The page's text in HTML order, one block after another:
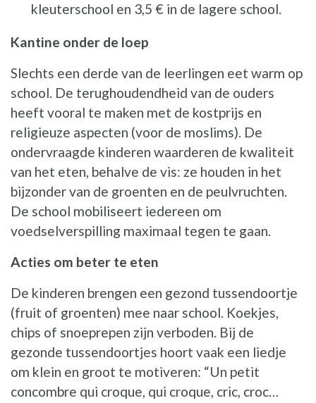
kleuterschool en 3,5 € in de lagere school.
Kantine onder de loep
Slechts een derde van de leerlingen eet warm op
school. De terughoudendheid van de ouders
heeft vooral te maken met de kostprijs en
religieuze aspecten (voor de moslims). De
ondervraagde kinderen waarderen de kwaliteit
van het eten, behalve de vis: ze houden in het
bijzonder van de groenten en de peulvruchten.
De school mobiliseert iedereen om
voedselverspilling maximaal tegen te gaan.
Acties om beter te eten
De kinderen brengen een gezond tussendoortje
(fruit of groenten) mee naar school. Koekjes,
chips of snoeprepen zijn verboden. Bij de
gezonde tussendoortjes hoort vaak een liedje
om klein en groot te motiveren: “Un petit
concombre qui croque, qui croque, cric, croc…